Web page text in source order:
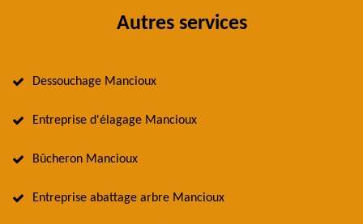
Autres services
Dessouchage Mancioux
Entreprise d'élagage Mancioux
Bûcheron Mancioux
Entreprise abattage arbre Mancioux